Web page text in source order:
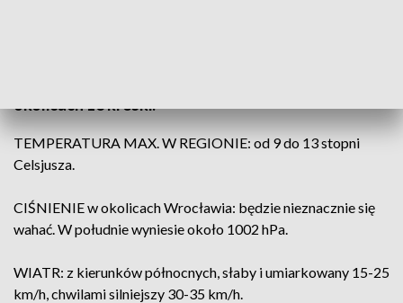
okolicach 13 kreski.
TEMPERATURA MAX. W REGIONIE: od 9 do 13 stopni
Celsjusza.
CIŚNIENIE w okolicach Wrocławia: będzie nieznacznie się
wahać. W południe wyniesie około 1002 hPa.
WIATR: z kierunków północnych, słaby i umiarkowany 15-25
km/h, chwilami silniejszy 30-35 km/h.